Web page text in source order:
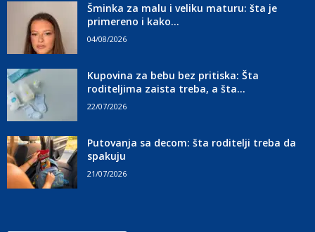
Šminka za malu i veliku maturu: šta je
primereno i kako...
04/08/2026
Kupovina za bebu bez pritiska: Šta
roditeljima zaista treba, a šta...
22/07/2026
Putovanja sa decom: šta roditelji treba da
spakuju
21/07/2026